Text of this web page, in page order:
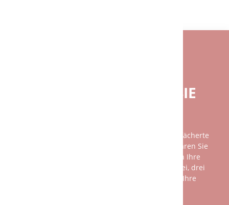
BEI FRAGEN GERNE FÜR SIE
Unsere Beratung ist so individuell wie das breit gefächerte
Spektrum unserer Kundschaft. Am besten vereinbaren Sie
einen persönlichen Gesprächstermin mit uns, denn Ihre
Wünsche und unsere Leistungen sind nicht mit zwei, drei
Sätzen am Telefon zu erklären. Wir freuen uns auf Ihre